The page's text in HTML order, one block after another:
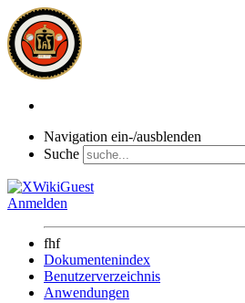
Navigation ein-/ausblenden
Suche
Anmelden
fhf
Dokumentenindex
Benutzerverzeichnis
Anwendungen